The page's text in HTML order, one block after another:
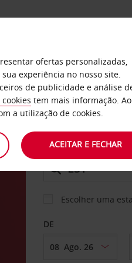
CARRO
LEVANTAR EM
Escolher uma
DE
ofertas personalizadas,
experiência no nosso site.
de publicidade e análise
tem mais informação. Ao
a utilização de cookies.
ACEITAR E FECHAR